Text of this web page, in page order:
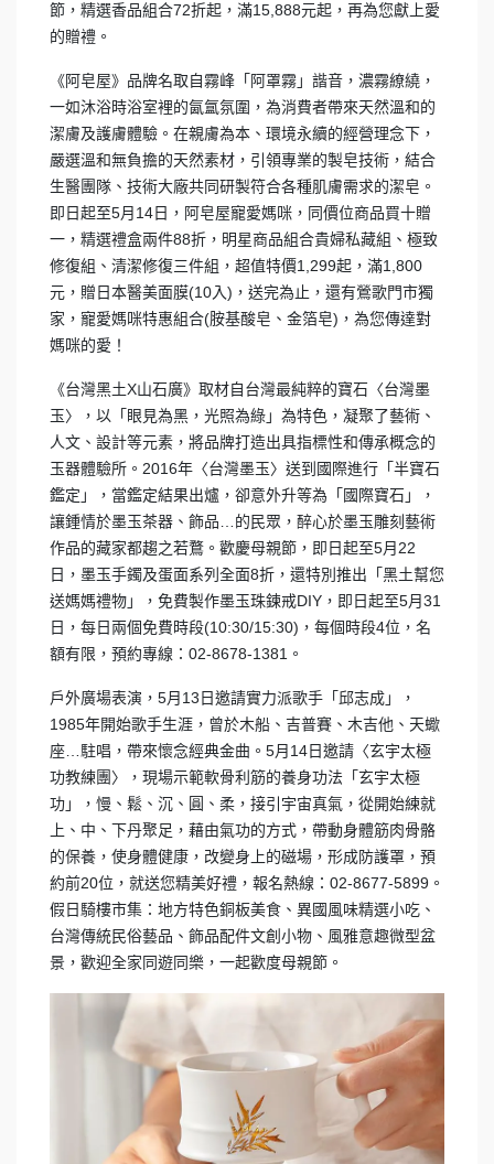
節，精選香品組合72折起，滿15,888元起，再為您獻上愛
的贈禮。
《阿皂屋》品牌名取自霧峰「阿罩霧」諧音，濃霧繚繞，
一如沐浴時浴室裡的氤氲氛圍，為消費者帶來天然溫和的
潔膚及護膚體驗。在親膚為本、環境永續的經營理念下，
嚴選溫和無負擔的天然素材，引領專業的製皂技術，結合
生醫團隊、技術大廠共同研製符合各種肌膚需求的潔皂。
即日起至5月14日，阿皂屋寵愛媽咪，同價位商品買十贈
一，精選禮盒兩件88折，明星商品組合貴婦私藏組、極致
修復組、清潔修復三件組，超值特價1,299起，滿1,800
元，贈日本醫美面膜(10入)，送完為止，還有鶯歌門市獨
家，寵愛媽咪特惠組合(胺基酸皂、金箔皂)，為您傳達對
媽咪的愛！
《台灣黑土X山石廣》取材自台灣最純粹的寶石〈台灣墨
玉〉，以「眼見為黑，光照為綠」為特色，凝聚了藝術、
人文、設計等元素，將品牌打造出具指標性和傳承概念的
玉器體驗所。2016年〈台灣墨玉〉送到國際進行「半寶石
鑑定」，當鑑定結果出爐，卻意外升等為「國際寶石」，
讓鍾情於墨玉茶器、飾品…的民眾，醉心於墨玉雕刻藝術
作品的藏家都趨之若鶩。歡慶母親節，即日起至5月22
日，墨玉手鐲及蛋面系列全面8折，還特別推出「黑土幫您
送媽媽禮物」，免費製作墨玉珠鍊戒DIY，即日起至5月31
日，每日兩個免費時段(10:30/15:30)，每個時段4位，名
額有限，預約專線：02-8678-1381。
戶外廣場表演，5月13日邀請實力派歌手「邱志成」，
1985年開始歌手生涯，曾於木船、吉普賽、木吉他、天蠍
座…駐唱，帶來懷念經典金曲。5月14日邀請〈玄宇太極
功教練團〉，現場示範軟骨利筋的養身功法「玄宇太極
功」，慢、鬆、沉、圓、柔，接引宇宙真氣，從開始練就
上、中、下丹聚足，藉由氣功的方式，帶動身體筋肉骨骼
的保養，使身體健康，改變身上的磁場，形成防護罩，預
約前20位，就送您精美好禮，報名熱線：02-8677-5899。
假日騎樓市集：地方特色銅板美食、異國風味精選小吃、
台灣傳統民俗藝品、飾品配件文創小物、風雅意趣微型盆
景，歡迎全家同遊同樂，一起歡度母親節。